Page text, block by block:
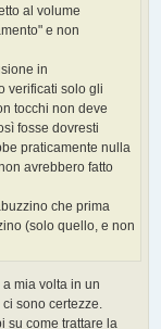
al volume
e non
in
verificati solo gli
tocchi non deve
fosse dovresti
praticamente nulla
avrebbero fatto
che prima
(solo quello, e non
mia volta in un
sono certezze.
su come trattare la